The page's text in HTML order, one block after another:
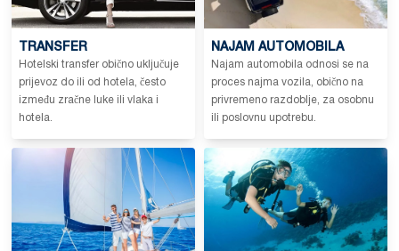
TRANSFER
Hotelski transfer obično uključuje
prijevoz do ili od hotela, često
između zračne luke ili vlaka i
hotela.
NAJAM AUTOMOBILA
Najam automobila odnosi se na
proces najma vozila, obično na
privremeno razdoblje, za osobnu
ili poslovnu upotrebu.